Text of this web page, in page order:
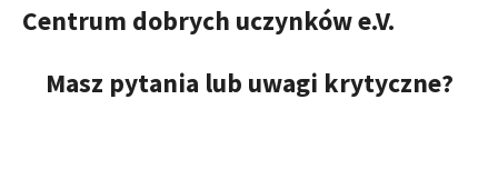
Centrum dobrych uczynków e.V.
Masz pytania lub uwagi krytyczne?